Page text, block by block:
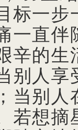
标一
一直
辛的
别人
当别
若想